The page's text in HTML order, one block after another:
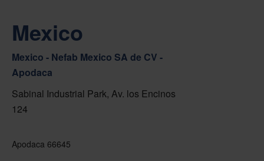
Mexico
Mexico - Nefab Mexico SA de CV -
Apodaca
Sabinal Industrial Park, Av. los Encinos
124
Apodaca 66645